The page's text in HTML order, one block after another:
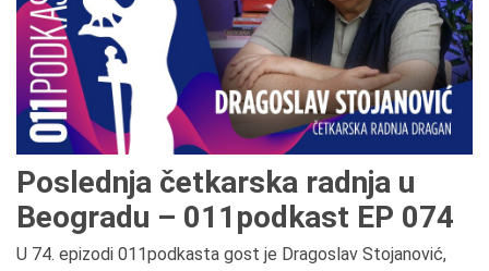
Poslednja četkarska radnja u
Beogradu – 011podkast EP 074
U 74. epizodi 011podkasta gost je Dragoslav Stojanović,